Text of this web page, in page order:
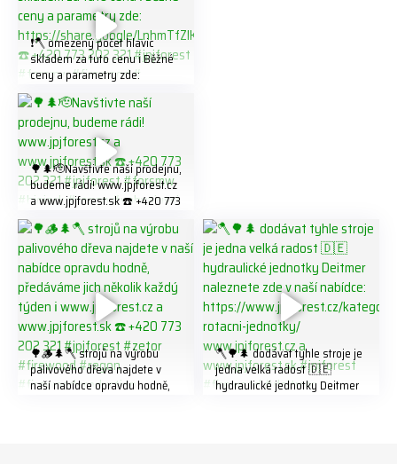
❗️🪓 omezený počet hlavic
skladem za tuto cenu ℹ️ Běžné
ceny a parametry zde:
K8W5t7i6o ☎️ +420 773 202
321 #jpjforest #forsmw
#firewood #
🌳🌲🫡Navštivte naší prodejnu,
budeme rádi! www.jpjforest.cz
a www.jpjforest.sk ☎️ +420 773
#biojack #regon #vahvajussi
🌳🪵🌲🪓 strojů na výrobu
palivového dřeva najdete v
naší nabídce opravdu hodně,
🪓🌳🌲 dodávat tyhle stroje je
jedna velká radost 🇩🇪
hydraulické jednotky Deitmer